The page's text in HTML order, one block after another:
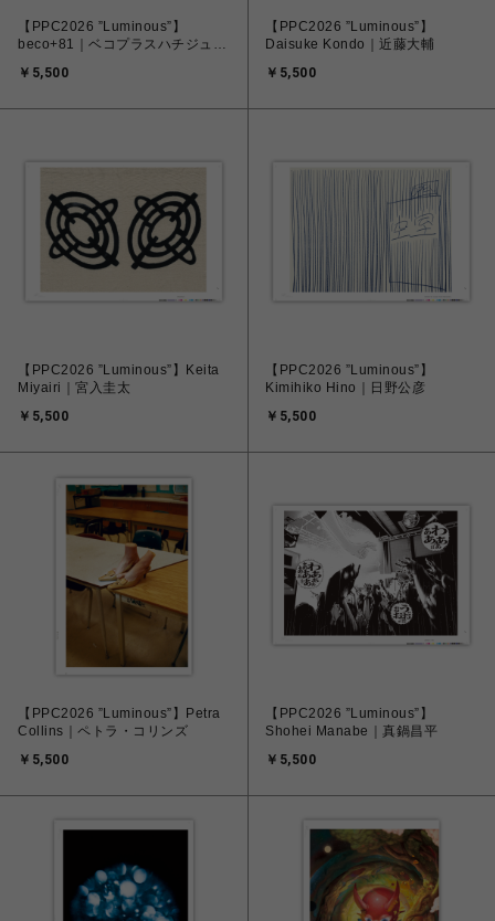
【PPC2026 ”Luminous”】
beco+81｜ベコプラスハチジュウ
￥5,500
【PPC2026 ”Luminous”】
Daisuke Kondo｜近藤大輔
￥5,500
【PPC2026 ”Luminous”】Keita
Miyairi｜宮入圭太
￥5,500
【PPC2026 ”Luminous”】
Kimihiko Hino｜日野公彦
￥5,500
【PPC2026 ”Luminous”】Petra
Collins｜ペトラ・コリンズ
￥5,500
【PPC2026 ”Luminous”】
Shohei Manabe｜真鍋昌平
￥5,500